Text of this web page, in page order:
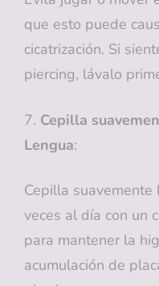
que esto puede
cicatrización. Si
piercing, lávalo
7. Cepilla
Lengua:
Cepilla
veces al día con un
para mantener la
acumulación de